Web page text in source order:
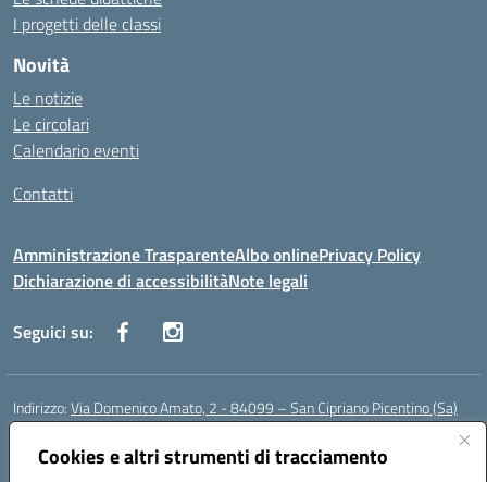
Cookies e altri strumenti di tracciamento
I progetti delle classi
Novità
Le notizie
Le circolari
Calendario eventi
Contatti
Amministrazione TrasparenteAlbo onlinePrivacy Policy
Dichiarazione di accessibilitàNote legali
Seguici su:
Indirizzo:Via Domenico Amato, 2 - 84099 – San Cipriano Picentino (Sa)
Centralino:
Posta elettronica certificata (PEC):saic87700c@pec.istruzione.it